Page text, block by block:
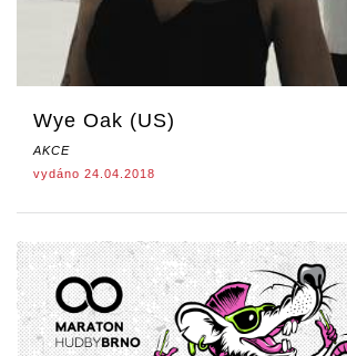
Wye Oak (US)
AKCE
vydáno 24.04.2018